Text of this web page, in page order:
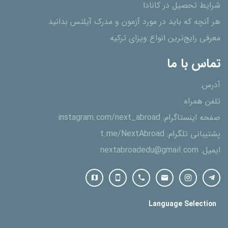
شرایط تحصیل در کانادا
هر آنچه که باید در مورد آزمون و مدرک آیلتس بدانید
معرفی رایج‌ترین انواع ویزای ترکیه
تماس با ما
آدرس:
تلفن همراه
صفحه اینستاگرام: instagram.com/next_abroad
پشتیبانی تلگرام: t.me/NextAbroad
ایمیل: nextabroadedu@gmail.com
Language Selection